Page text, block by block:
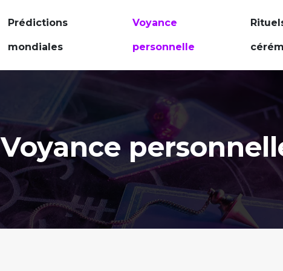
Prédictions
mondiales
Voyance
personnelle
Voyance